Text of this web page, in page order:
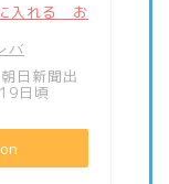
入れる お
バ
日新聞出
日頃